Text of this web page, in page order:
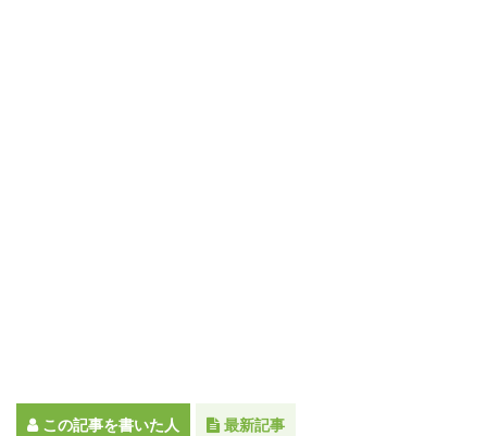
この記事を書いた人 最新記事